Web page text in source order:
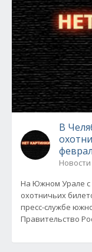
В
Новости
На Южном Урале с
охотничьих
пресс-службе
Правительство